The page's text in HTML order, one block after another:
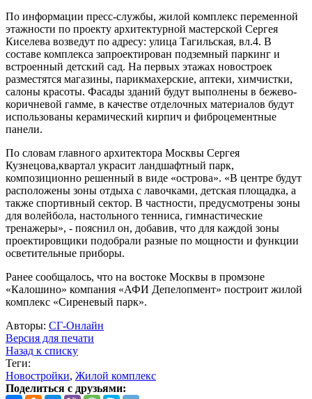
По информации пресс-службы, жилой комплекс переменной
этажности по проекту архитектурной мастерской Сергея
Киселева возведут по адресу: улица Тагильская, вл.4. В
составе комплекса запроектирован подземный паркинг и
встроенный детский сад. На первых этажах новостроек
разместятся магазины, парикмахерские, аптеки, химчистки,
салоны красоты. Фасады зданий будут выполнены в бежево-
коричневой гамме, в качестве отделочных материалов будут
использованы керамический кирпич и фиброцементные
панели.
По словам главного архитектора Москвы Сергея
Кузнецова,квартал украсит ландшафтный парк,
композиционно решенный в виде «острова». «В центре будут
расположены зоны отдыха с лавочками, детская площадка, а
также спортивный сектор. В частности, предусмотрены зоны
для волейбола, настольного тенниса, гимнастические
тренажеры», - пояснил он, добавив, что для каждой зоны
проектировщики подобрали разные по мощности и функции
осветительные приборы.
Ранее сообщалось, что на востоке Москвы в промзоне
«Калошино» компания «АФИ Депелопмент» построит жилой
комплекс «Сиреневый парк».
Авторы: СГ-Онлайн
Версия для печати
Назад к списку
Теги:
Новостройки, Жилой комплекс
Поделиться с друзьями: